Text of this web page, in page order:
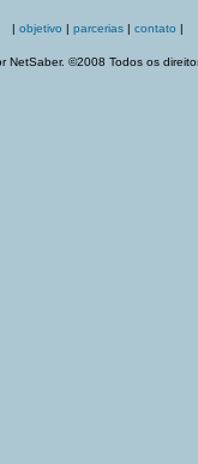
| objetivo | parcerias | contato |
NetSaber. ©2008 Todos os